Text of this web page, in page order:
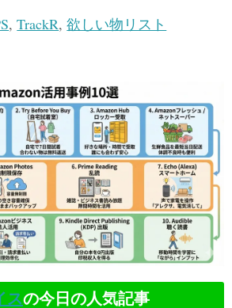
,TrackR,欲しい物リスト
スの今日の人気記事